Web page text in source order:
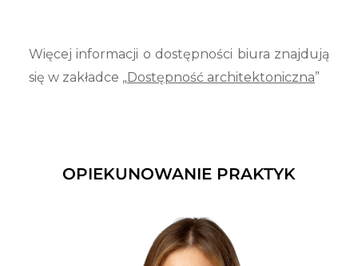
Więcej informacji o dostępności biura znajdują
się w zakładce „Dostępność architektoniczna”
OPIEKUNOWANIE PRAKTYK